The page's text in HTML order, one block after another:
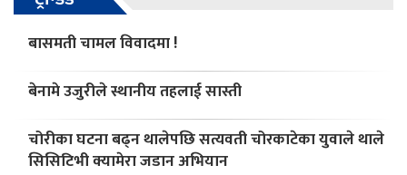
बासमती चामल विवादमा !
बेनामे उजुरीले स्थानीय तहलाई सास्ती
चोरीका घटना बढ्न थालेपछि सत्यवती चोरकाटेका युवाले थाले
सिसिटिभी क्यामेरा जडान अभियान